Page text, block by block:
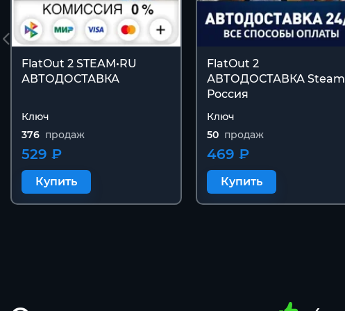
FlatOut 2 STEAM•RU
АВТОДОСТАВКА
Ключ
376 продаж
529 ₽
Купить
FlatOut 2
АВТОДОСТАВКА Steam
Россия
Ключ
50 продаж
469 ₽
Купить